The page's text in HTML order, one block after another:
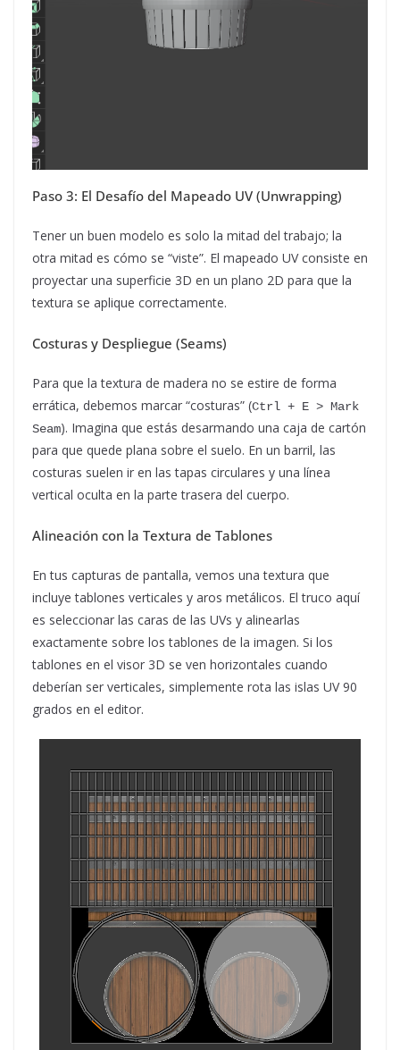
Paso 3: El Desafío del Mapeado UV (Unwrapping)
Tener un buen modelo es solo la mitad del trabajo; la
otra mitad es cómo se “viste”. El mapeado UV consiste en
proyectar una superficie 3D en un plano 2D para que la
textura se aplique correctamente.
Costuras y Despliegue (Seams)
Para que la textura de madera no se estire de forma
errática, debemos marcar “costuras” (Ctrl + E > Mark
Seam). Imagina que estás desarmando una caja de cartón
para que quede plana sobre el suelo. En un barril, las
costuras suelen ir en las tapas circulares y una línea
vertical oculta en la parte trasera del cuerpo.
Alineación con la Textura de Tablones
En tus capturas de pantalla, vemos una textura que
incluye tablones verticales y aros metálicos. El truco aquí
es seleccionar las caras de las UVs y alinearlas
exactamente sobre los tablones de la imagen. Si los
tablones en el visor 3D se ven horizontales cuando
deberían ser verticales, simplemente rota las islas UV 90
grados en el editor.